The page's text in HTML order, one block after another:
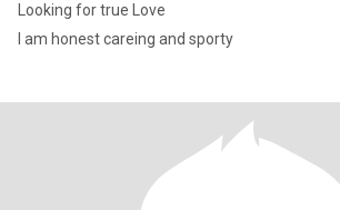
Looking for true Love
I am honest careing and sporty